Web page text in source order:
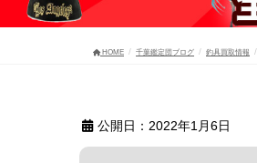
HOME 千葉鑑定団ブログ 釣具買取情報
公開日：2022年1月6日